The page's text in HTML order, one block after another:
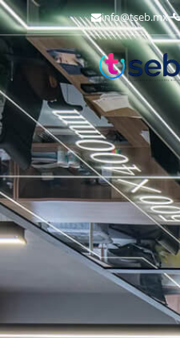
info@tseb.mx